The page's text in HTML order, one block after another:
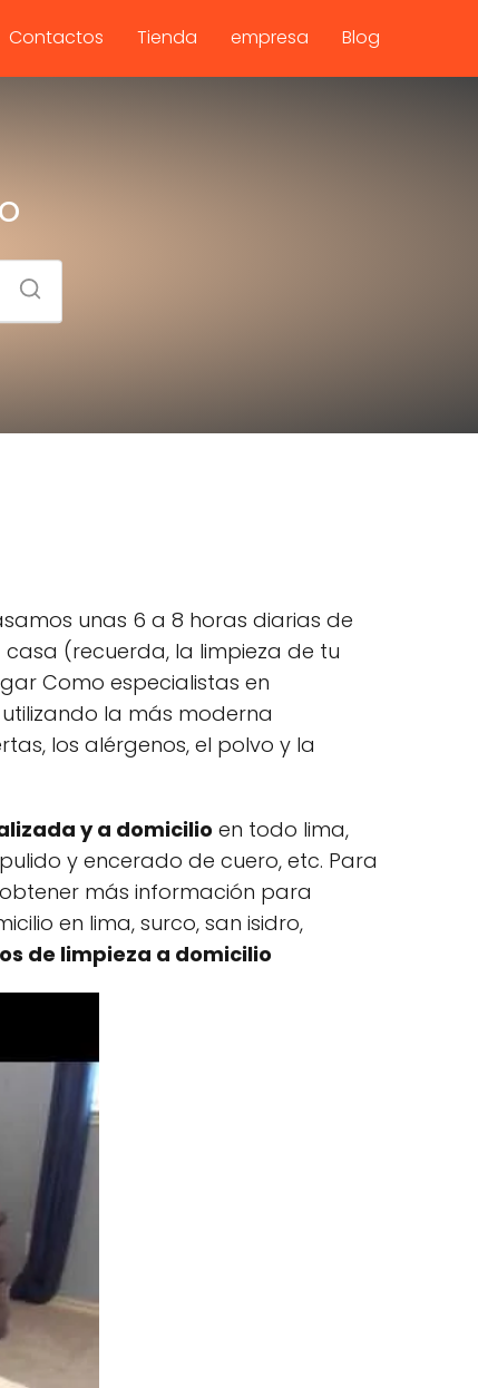
Contactos Tienda empresa Blog
unas 6 a 8 horas diarias de
(recuerda, la limpieza de tu
Como especialistas en
utilizando la más moderna
los alérgenos, el polvo y la
y a domicilio en todo lima,
y encerado de cuero, etc. Para
más información para
en lima, surco, san isidro,
de limpieza a domicilio